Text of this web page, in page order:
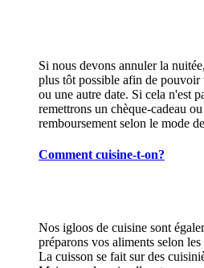
Si nous devons annuler la
plus tôt possible afin de pouvoir
ou une autre date. Si cela n'est
remettrons un chèque-cadeau
remboursement selon le mode
Comment cuisine-t-on?
Nos igloos de cuisine sont
préparons vos aliments selon
La cuisson se fait sur des